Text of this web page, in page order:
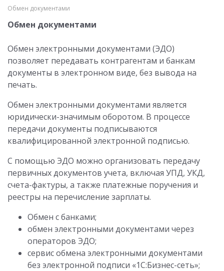
Обмен документами
Обмен документами
Обмен электронными документами (ЭДО)
позволяет передавать контрагентам и банкам
документы в электронном виде, без вывода на
печать.
Обмен электронными документами является
юридически-значимым оборотом. В процессе
передачи документы подписываются
квалифицированной электронной подписью.
С помощью ЭДО можно организовать передачу
первичных документов учета, включая УПД, УКД,
счета-фактуры, а также платежные поручения и
реестры на перечисление зарплаты.
Обмен с банками;
обмен электронными документами через
операторов ЭДО;
сервис обмена электронными документами
без электронной подписи «1С:Бизнес-сеть»;